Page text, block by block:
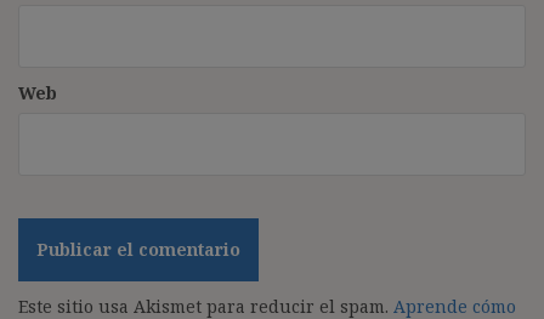
Web
Este sitio usa Akismet para reducir el spam. Aprende cómo